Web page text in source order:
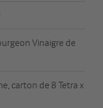
Vinaigre de
carton de 8 Tetra x